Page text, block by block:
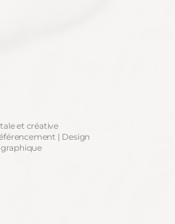
et créative
| Design
graphique